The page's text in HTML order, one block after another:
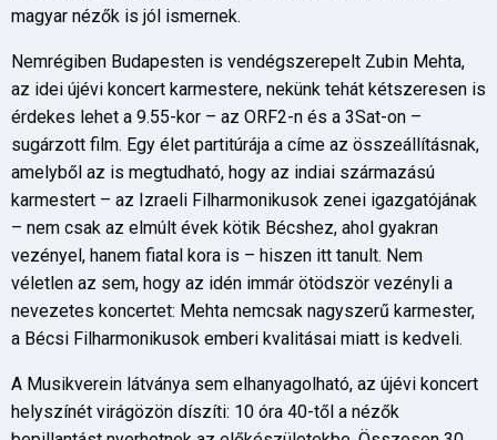
magyar nézők is jól ismernek.
Nemrégiben Budapesten is vendégszerepelt Zubin Mehta,
az idei újévi koncert karmestere, nekünk tehát kétszeresen is
érdekes lehet a 9.55-kor – az ORF2-n és a 3Sat-on –
sugárzott film. Egy élet partitúrája a címe az összeállításnak,
amelyből az is megtudható, hogy az indiai származású
karmestert – az Izraeli Filharmonikusok zenei igazgatójának
– nem csak az elmúlt évek kötik Bécshez, ahol gyakran
vezényel, hanem fiatal kora is – hiszen itt tanult. Nem
véletlen az sem, hogy az idén immár ötödször vezényli a
nevezetes koncertet: Mehta nemcsak nagyszerű karmester,
a Bécsi Filharmonikusok emberi kvalitásai miatt is kedveli.
A Musikverein látványa sem elhanyagolható, az újévi koncert
helyszínét virágözön díszíti: 10 óra 40-től a nézők